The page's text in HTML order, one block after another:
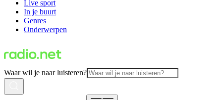
Live sport
In je buurt
Genres
Onderwerpen
Waar wil je naar luisteren?